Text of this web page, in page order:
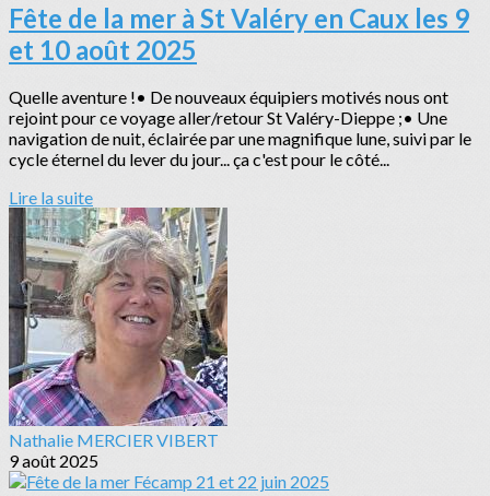
Fête de la mer à St Valéry en Caux les 9
et 10 août 2025
Quelle aventure !• De nouveaux équipiers motivés nous ont
rejoint pour ce voyage aller/retour St Valéry-Dieppe ;• Une
navigation de nuit, éclairée par une magnifique lune, suivi par le
cycle éternel du lever du jour... ça c'est pour le côté...
Lire la suite
Nathalie MERCIER VIBERT
9 août 2025